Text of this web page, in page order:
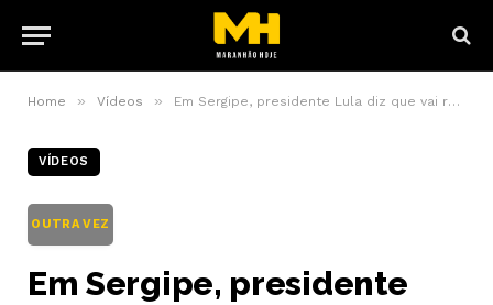
Home » Vídeos » Em Sergipe, presidente Lula diz que vai reapresentar o nome de Jorge Messias para ministro do Supremo Tribunal Federal
VÍDEOS
OUTRA VEZ
Em Sergipe, presidente